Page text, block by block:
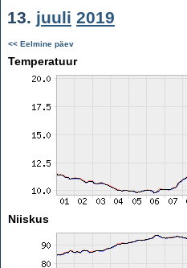
13. juuli 2019
<< Eelmine päev
Temperatuur
Niiskus